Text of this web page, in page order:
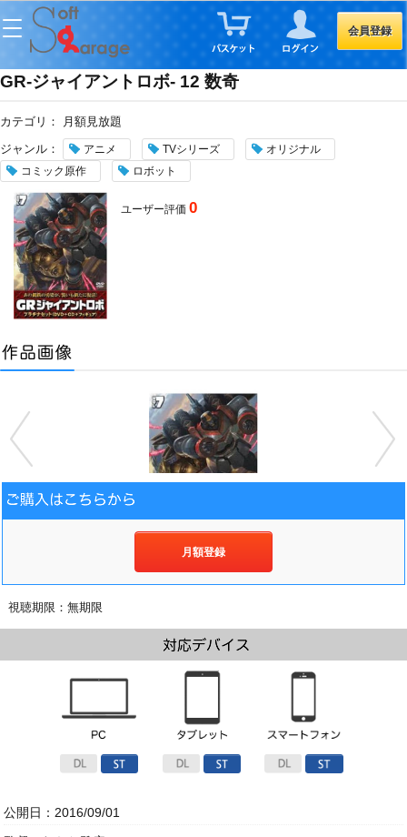
会員登録
GR-ジャイアントロボ- 12 数奇
カテゴリ：
月額見放題
ジャンル：
アニメ TVシリーズ
オリジナル
コミック原作
ロボット
ユーザー評価0
月額登録
視聴期限：無期限
公開日：2016/09/01